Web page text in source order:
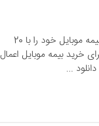
در اپلیکیشن آپ، می‌توانید بیمه موبایل خود را با 20
خرید بیمه موبایل اعمال
...